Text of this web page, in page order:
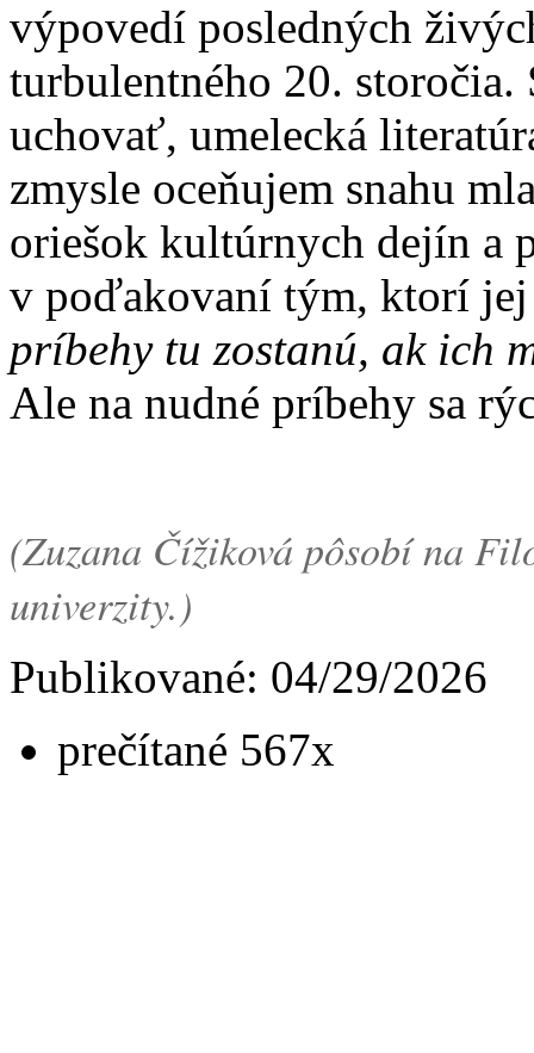
výpovedí posledných
turbulentného 20. storočia.
uchovať, umelecká
zmysle oceňujem snahu
oriešok kultúrnych dejín a
v poďakovaní tým, ktorí
príbehy tu zostanú, ak ich
Ale na nudné príbehy sa
(Zuzana Čížiková pôsobí na
univerzity.)
Publikované: 04/29/2026
prečítané 567x